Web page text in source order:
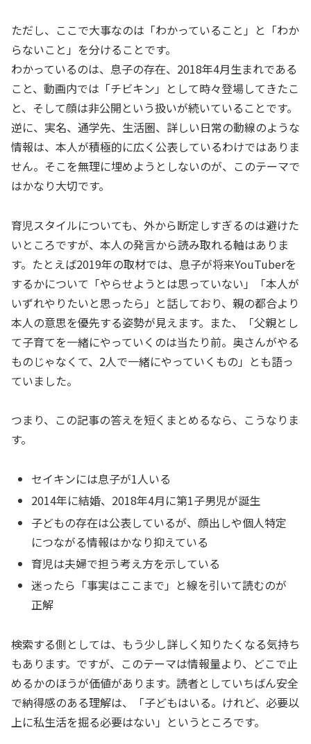
ただし、ここで大事なのは「わかっていること」と「わか
らないこと」を分けることです。
わかっているのは、息子の存在、2018年4月生まれである
こと、動画内では「チビキン」として時々登場してきたこ
と、そして顔は非公開という扱いが続いていることです。
逆に、実名、通学先、生活圏、詳しい日常の動線のような
情報は、本人が積極的に広く公表しているわけではありま
せん。そこを無理に埋めようとしないのが、このテーマで
はかなり大切です。
育児スタイルについても、外から断定しすぎるのは避けた
いところですが、本人の発言から読み取れる軸はありま
す。たとえば2019年の取材では、息子が将来YouTuberを
するかについて「やらせようとは思っていない」「本人が
いずれやりたいと思ったら」と話しており、親の都合より
本人の意思を優先する姿勢が見えます。また、「父親とし
て子育てを一緒にやっていくのは当たり前。奥さんがやる
ものじゃなくて、2人で一緒にやっていくもの」とも語っ
ていました。
つまり、この記事の答えを短くまとめるなら、こうなりま
す。
セイキンには息子が1人いる
2014年に結婚、2018年4月に第1子男児が誕生
子どもの存在は公表しているが、顔出しや個人特定
につながる情報はかなり抑えている
育児は夫婦で担う考え方を示している
迷ったら「事実はここまで」と線を引いて読むのが
正解
検索する側としては、もう少し詳しく知りたくなる気持ち
もあります。ですが、このテーマは情報量より、どこで止
めるかのほうが価値があります。読者としていちばん安全
で納得感のある理解は、「子どもはいる。けれど、必要以
上に私生活を掘る必要はない」というところです。